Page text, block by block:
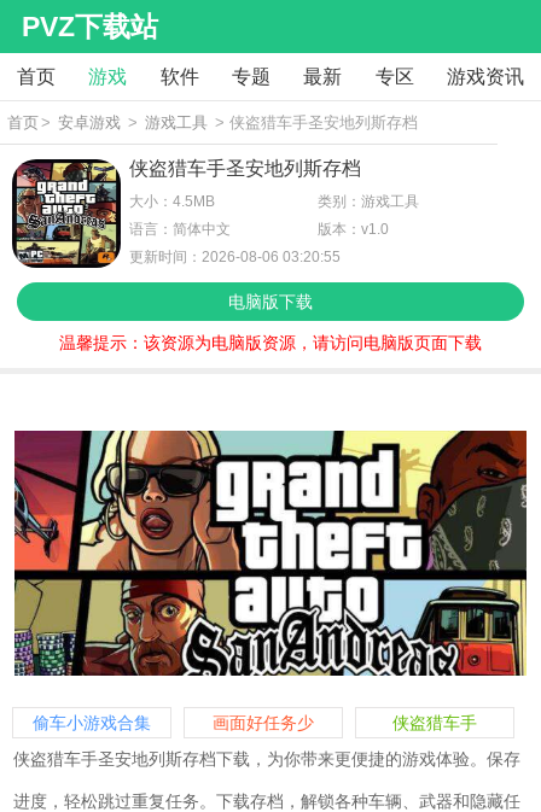
PVZ下载站
首页 游戏 软件 专题 最新 专区 游戏资讯
首页> 安卓游戏 > 游戏工具 > 侠盗猎车手圣安地列斯存档
侠盗猎车手圣安地列斯存档
大小：4.5MB
类别：游戏工具
语言：简体中文
版本：v1.0
更新时间：2026-08-06 03:20:55
电脑版下载
温馨提示：该资源为电脑版资源，请访问电脑版页面下载
偷车小游戏合集 画面好任务少
侠盗猎车手
侠盗猎车手圣安地列斯存档下载，为你带来更便捷的游戏体验。保存
进度，轻松跳过重复任务。下载存档，解锁各种车辆、武器和隐藏任